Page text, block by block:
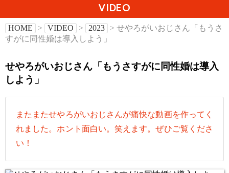
VIDEO
HOME > VIDEO > 2023
> せやろがいおじさん「もうさ
すがに同性婚は導入しよう」
せやろがいおじさん「もうさすがに同性婚は導入
しよう」
またまたせやろがいおじさんが痛快な動画を作ってく
れました。ホント面白い。笑えます。ぜひご覧くださ
い！